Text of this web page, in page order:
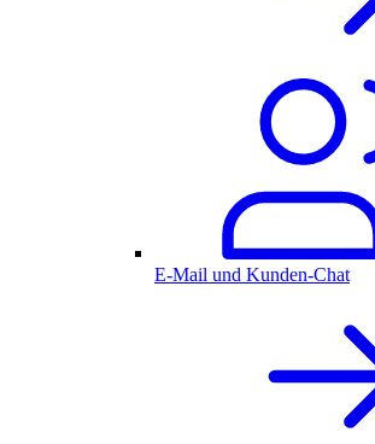
E-Mail und Kunden-Chat